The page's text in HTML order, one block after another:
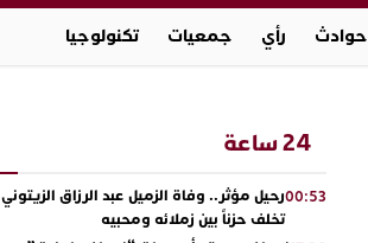
حوادث رأي جمعيات تكنولوجيا
24 ساعة
00:53رحيل مؤثر.. وفاة الزميل عبد الرزاق الزيتوني
تخلف حزناً بين زملائه ومحبيه